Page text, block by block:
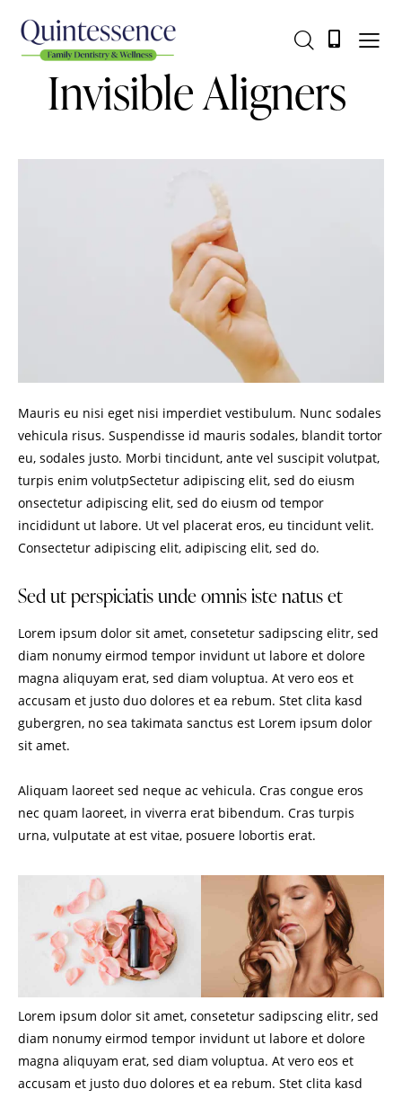
Invisible Aligners
Mauris eu nisi eget nisi imperdiet vestibulum. Nunc sodales
vehicula risus. Suspendisse id mauris sodales, blandit tortor
eu, sodales justo. Morbi tincidunt, ante vel suscipit volutpat,
turpis enim volutpSectetur adipiscing elit, sed do eiusm
onsectetur adipiscing elit, sed do eiusm od tempor
incididunt ut labore. Ut vel placerat eros, eu tincidunt velit.
Consectetur adipiscing elit, adipiscing elit, sed do.
Sed ut perspiciatis unde omnis iste natus et
Lorem ipsum dolor sit amet, consetetur sadipscing elitr, sed
diam nonumy eirmod tempor invidunt ut labore et dolore
magna aliquyam erat, sed diam voluptua. At vero eos et
accusam et justo duo dolores et ea rebum. Stet clita kasd
gubergren, no sea takimata sanctus est Lorem ipsum dolor
sit amet.
Aliquam laoreet sed neque ac vehicula. Cras congue eros
nec quam laoreet, in viverra erat bibendum. Cras turpis
urna, vulputate at est vitae, posuere lobortis erat.
Lorem ipsum dolor sit amet, consetetur sadipscing elitr, sed
diam nonumy eirmod tempor invidunt ut labore et dolore
magna aliquyam erat, sed diam voluptua. At vero eos et
accusam et justo duo dolores et ea rebum. Stet clita kasd